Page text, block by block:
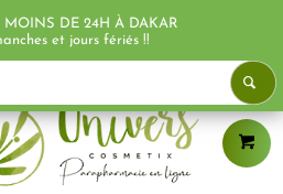
DE 24H À DAKAR
et jours fériés !!